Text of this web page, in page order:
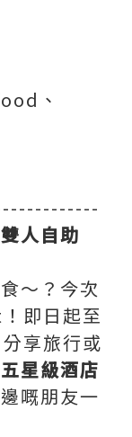
、
人自助
～？今次
即日起至
享旅行或
五星級酒店
嘅朋友一